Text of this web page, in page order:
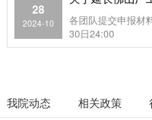
28
2024-10
各团队提交申报材
30日24:00
我院动态 相关政策